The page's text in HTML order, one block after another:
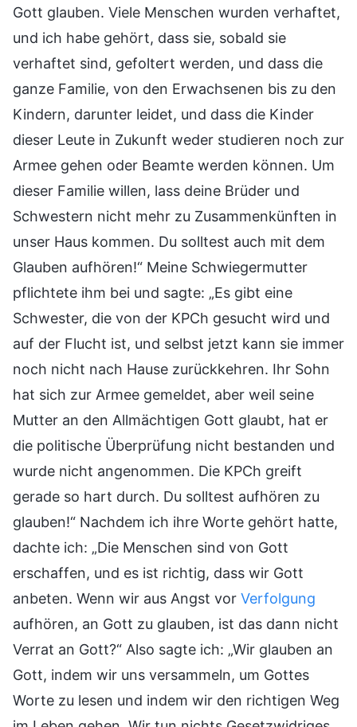
Gott glauben. Viele Menschen wurden verhaftet,
und ich habe gehört, dass sie, sobald sie
verhaftet sind, gefoltert werden, und dass die
ganze Familie, von den Erwachsenen bis zu den
Kindern, darunter leidet, und dass die Kinder
dieser Leute in Zukunft weder studieren noch zur
Armee gehen oder Beamte werden können. Um
dieser Familie willen, lass deine Brüder und
Schwestern nicht mehr zu Zusammenkünften in
unser Haus kommen. Du solltest auch mit dem
Glauben aufhören!“ Meine Schwiegermutter
pflichtete ihm bei und sagte: „Es gibt eine
Schwester, die von der KPCh gesucht wird und
auf der Flucht ist, und selbst jetzt kann sie immer
noch nicht nach Hause zurückkehren. Ihr Sohn
hat sich zur Armee gemeldet, aber weil seine
Mutter an den Allmächtigen Gott glaubt, hat er
die politische Überprüfung nicht bestanden und
wurde nicht angenommen. Die KPCh greift
gerade so hart durch. Du solltest aufhören zu
glauben!“ Nachdem ich ihre Worte gehört hatte,
dachte ich: „Die Menschen sind von Gott
erschaffen, und es ist richtig, dass wir Gott
anbeten. Wenn wir aus Angst vor Verfolgung
aufhören, an Gott zu glauben, ist das dann nicht
Verrat an Gott?“ Also sagte ich: „Wir glauben an
Gott, indem wir uns versammeln, um Gottes
Worte zu lesen und indem wir den richtigen Weg